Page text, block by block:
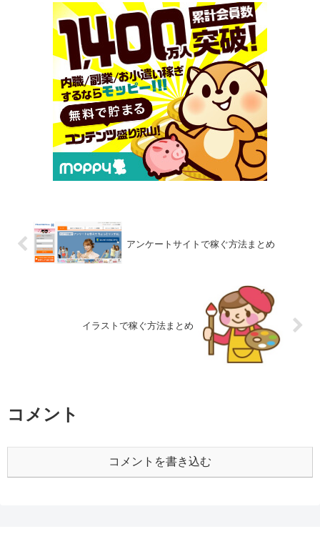
アンケートサイトで稼ぐ方法まとめ
イラストで稼ぐ方法まとめ
コメント
コメントを書き込む